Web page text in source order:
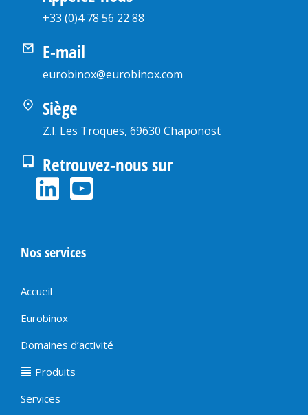
+33 (0)4 78 56 22 88
E-mail
eurobinox@eurobinox.com
Siège
Z.I. Les Troques, 69630 Chaponost
Retrouvez-nous sur
Nos services
Accueil
Eurobinox
Domaines d’activité
Produits
Services